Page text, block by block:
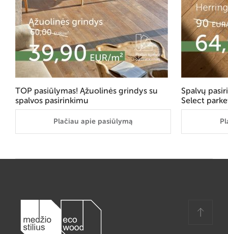
TOP pasiūlymas! Ąžuolinės grindys su
spalvos pasirinkimu
Plačiau apie pasiūlymą
Spalvų
Select